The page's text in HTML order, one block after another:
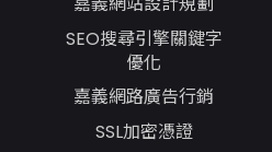
SEO搜尋引擎關鍵字
優化
嘉義網路廣告行銷
SSL加密憑證